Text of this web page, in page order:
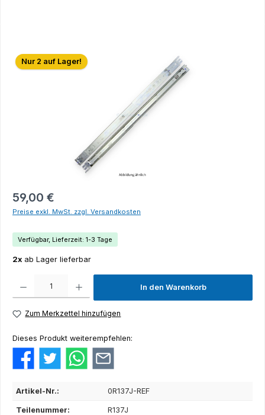
Bildergalerie überspringen
Nur 2 auf Lager!
59,00 €
Preise exkl. MwSt. zzgl. Versandkosten
Verfügbar, Lieferzeit: 1-3 Tage
2x ab Lager lieferbar
In den Warenkorb
Zum Merkzettel hinzufügen
Dieses Produkt weiterempfehlen:
Artikel-Nr.: 0R137J-REF
Teilenummer: R137J